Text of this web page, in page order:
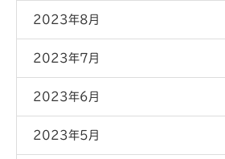
2023年8月
2023年7月
2023年6月
2023年5月